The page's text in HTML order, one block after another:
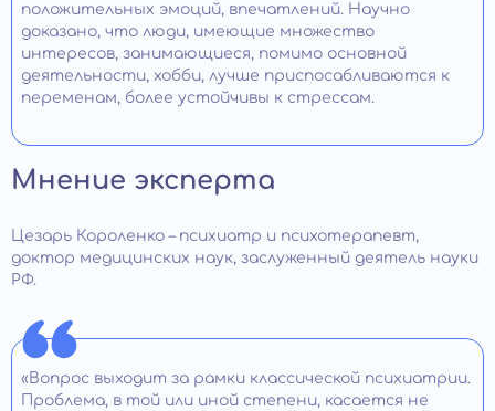
положительных эмоций, впечатлений. Научно
доказано, что люди, имеющие множество
интересов, занимающиеся, помимо основной
деятельности, хобби, лучше приспосабливаются к
переменам, более устойчивы к стрессам.
Мнение эксперта
Цезарь Короленко – психиатр и психотерапевт,
доктор медицинских наук, заслуженный деятель науки
РФ.
«Вопрос выходит за рамки классической психиатрии.
Проблема, в той или иной степени, касается не